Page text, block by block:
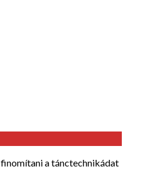
finomítani a tánctechnikádat